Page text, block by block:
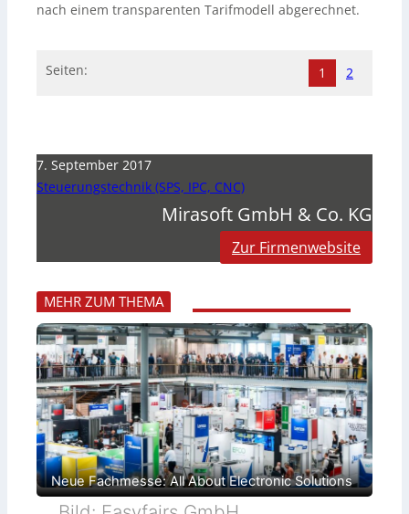
nach einem transparenten Tarifmodell abgerechnet.
Seiten: 1 2
7. September 2017
Steuerungstechnik (SPS, IPC, CNC)
Mirasoft GmbH & Co. KG
Zur Firmenwebsite
MEHR ZUM THEMA
Neue Fachmesse: All About Electronic Solutions